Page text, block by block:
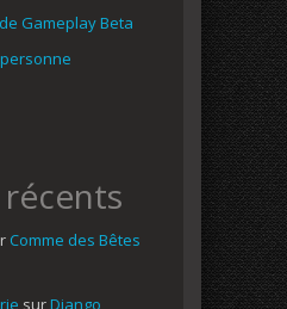
Gameplay Beta
Comme des Bêtes
surDjango